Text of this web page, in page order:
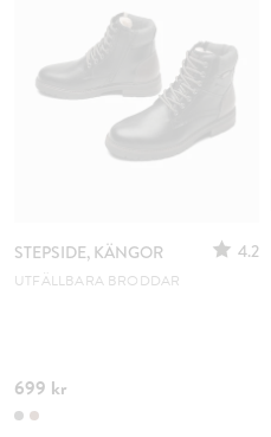
STEPSIDE, KÄNGOR 4.2
UTFÄLLBARA BRODDAR
699 kr